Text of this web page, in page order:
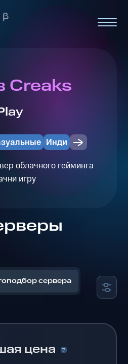
Creaks
Инди
облачного гейминга
игру
сервера
цена